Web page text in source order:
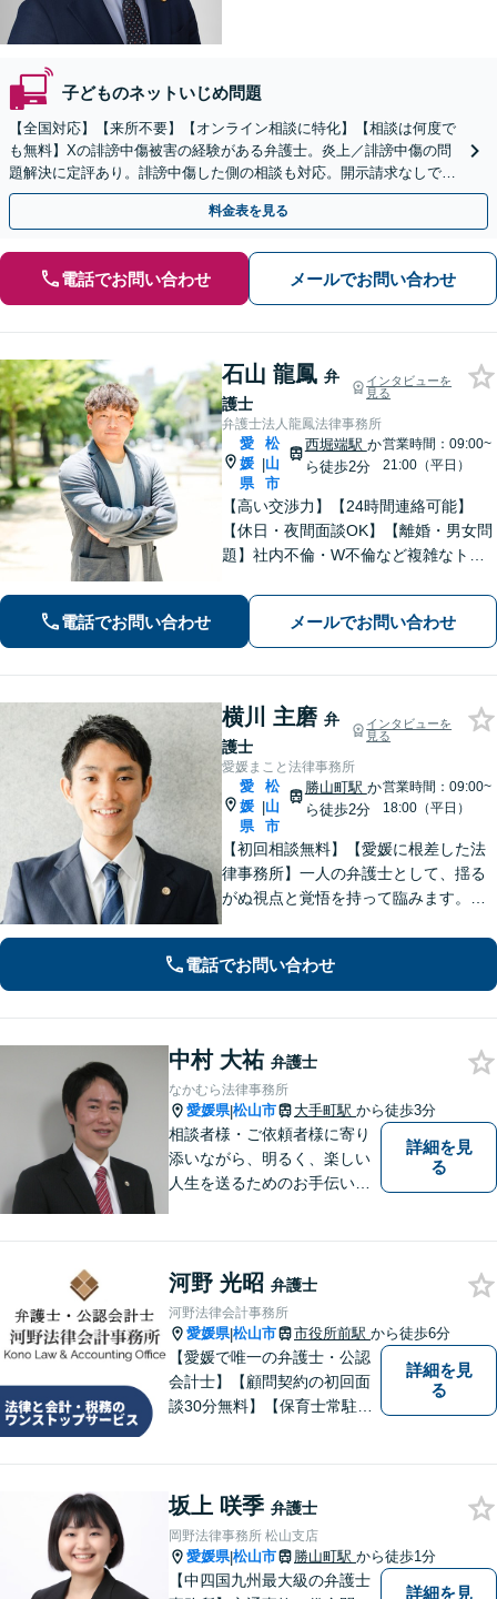
子どものネットいじめ問題
【全国対応】【来所不要】【オンライン相談に特化】【相談は何度で
も無料】Xの誹謗中傷被害の経験がある弁護士。炎上／誹謗中傷の問
題解決に定評あり。誹謗中傷した側の相談も対応。開示請求なしで本
人の特定ができる場合もあり。
料金表を見る
電話でお問い合わせ メールでお問い合わせ
石山 龍鳳 弁
護士
インタビューを
見る
弁護士法人龍鳳法律事務所
愛
媛
県
|
松
山
市
西堀端駅 か
ら徒歩2分
営業時間：09:00~
21:00（平日）
【高い交渉力】【24時間連絡可能】
【休日・夜間面談OK】【離婚・男女問
題】社内不倫・W不倫など複雑なトラ
求や退職代行もお受けします。【刑事
事件】刑事事件は１分１秒が勝負で
す。迅速に対応します。
電話でお問い合わせ メールでお問い合わせ
横川 主磨 弁
護士
インタビューを
見る
愛媛まこと法律事務所
愛
媛
県
|
松
山
市
勝山町駅 か
ら徒歩2分
営業時間：09:00~
18:00（平日）
【初回相談無料】【愛媛に根差した法
律事務所】一人の弁護士として、揺る
がぬ視点と覚悟を持って臨みます。依
見据えて、一人ひとりに合った解決を
目指します。【勝山町駅2分】
電話でお問い合わせ
中村 大祐 弁護士
なかむら法律事務所
愛媛県|松山市 大手町駅 から徒歩3分
相談者様・ご依頼者様に寄り
添いながら、明るく、楽しい
人生を送るためのお手伝いを
詳細を見
る
河野 光昭 弁護士
河野法律会計事務所
愛媛県|松山市 市役所前駅 から徒歩6分
【愛媛で唯一の弁護士・公認
会計士】【顧問契約の初回面
談30分無料】【保育士常駐】
せください。
詳細を見
る
坂上 咲季 弁護士
岡野法律事務所 松山支店
愛媛県|松山市 勝山町駅 から徒歩1分
【中四国九州最大級の弁護士
詳細を見